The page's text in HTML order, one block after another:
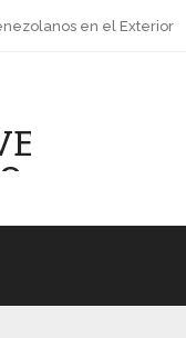
en el Exterior